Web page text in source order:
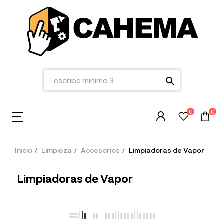
search
0 0
Inicio Limpieza Accesorios Limpiadoras de Vapor
Limpiadoras de Vapor